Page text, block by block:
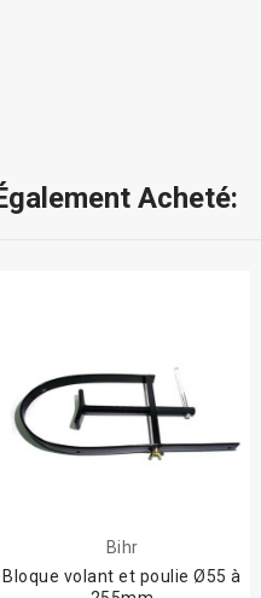
Acheté:
Bihr
Bloque volant et poulie Ø55 à